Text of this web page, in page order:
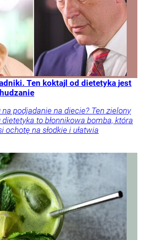
Ten koktajl od dietetyka jest
podjadanie na diecie? Ten zielony
to błonnikowa bomba, która
ochotę na słodkie i ułatwia